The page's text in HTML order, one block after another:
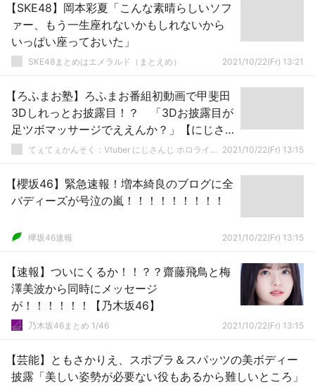
【SKE48】岡本彩夏「こんな素晴らしいソフ
ァー、もう一生座れないかもしれないから
いっぱい座っておいた」
SKE48まとめはエメラルド（まとえめ） 2021/10/22(Fr) 13:21
【ろふまお塾】ろふまお番組初動画で甲斐田
3Dしれっとお披露目！？ 「3Dお披露目が
足ツボマッサージでええんか？」【にじさ
んじ】
てぇてぇかんそく：Vtuber にじさんじ ホロライブまとめ 2021/10/22(Fr) 13:15
【櫻坂46】緊急速報！増本綺良のブログに全
バディーズが号泣の嵐！！！！！！！！！
欅坂46速報 2021/10/22(Fr) 13:15
【速報】ついにくるか！！？？齋藤飛鳥と梅
澤美波から同時にメッセージ
が！！！！！！【乃木坂46】
乃木坂46まとめ 1/46 2021/10/22(Fr) 13:15
【芸能】ともさかりえ、スポブラ＆スパッツの美ボディー
披露「美しい姿勢が必要ない役もあるから難しいところ」